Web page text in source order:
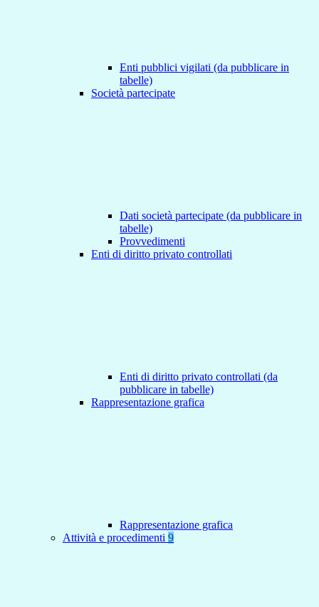
Enti pubblici vigilati (da pubblicare in
tabelle)
Società partecipate
Dati società partecipate (da pubblicare in
tabelle)
Provvedimenti
Enti di diritto privato controllati
Enti di diritto privato controllati (da
pubblicare in tabelle)
Rappresentazione grafica
Rappresentazione grafica
Attività e procedimenti 9